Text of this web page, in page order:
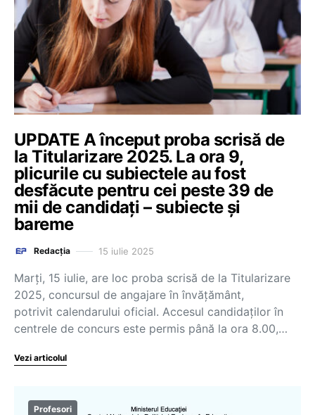
UPDATE A început proba scrisă de
la Titularizare 2025. La ora 9,
plicurile cu subiectele au fost
desfăcute pentru cei peste 39 de
mii de candidați – subiecte și
bareme
Redacția 15 iulie 2025
Marți, 15 iulie, are loc proba scrisă de la Titularizare
2025, concursul de angajare în învățământ,
potrivit calendarului oficial. Accesul candidaților în
centrele de concurs este permis până la ora 8.00,…
Vezi articolul
Profesori